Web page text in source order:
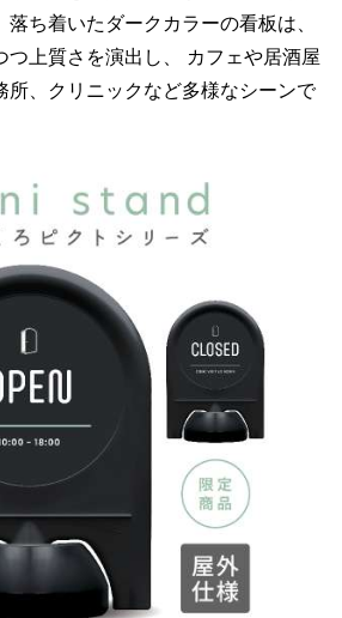
ち着いたダークカラーの看板は、
上質さを演出し、
カフェや居酒屋
所、クリニックなど多様なシーンで